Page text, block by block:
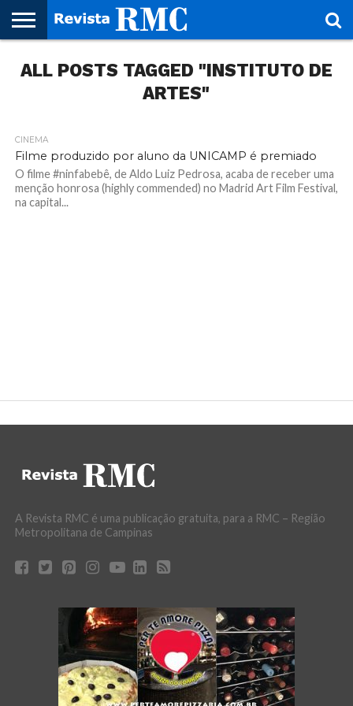
REVISTA
RMC
PROJETO
CULTURAL
RMC – 20
CIDADES
ARTE &
CULTURA
NOTÍCIAS
CORPORATIVAS
EDIÇÕES
ANTERIORES
PARCEIROS
FAÇA
O
FALE
CONOSCO
ALL POSTS TAGGED "INSTITUTO DE
ARTES"
CINEMA
Filme produzido por aluno da UNICAMP é premiado
O filme #ninfabebê, de Aldo Luiz Pedrosa, acaba de receber uma
menção honrosa (highly commended) no Madrid Art Film Festival,
na capital...
A Revista RMC é uma publicação gratuita, para a RMC – Região
Metropolitana de Campinas